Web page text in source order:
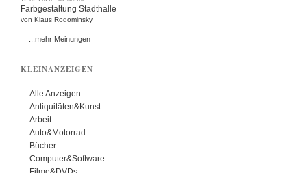
Farbgestaltung Stadthalle
von Klaus Rodominsky
...mehr Meinungen
KLEINANZEIGEN
Alle Anzeigen
Antiquitäten&Kunst
Arbeit
Auto&Motorrad
Bücher
Computer&Software